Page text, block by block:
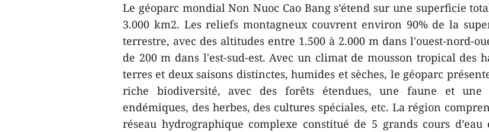
Le géoparc mondial Non Nuoc Cao Bang s’étend sur une superficie
3.000 km2. Les reliefs montagneux couvrent environ 90% de la
terrestre, avec des altitudes entre 1.500 à 2.000 m dans l'ouest-nord-
de 200 m dans l'est-sud-est. Avec un climat de mousson tropical des
terres et deux saisons distinctes, humides et sèches, le géoparc
riche biodiversité, avec des forêts étendues, une faune et une
endémiques, des herbes, des cultures spéciales, etc. La région
réseau hydrographique complexe constitué de 5 grands cours d’eau